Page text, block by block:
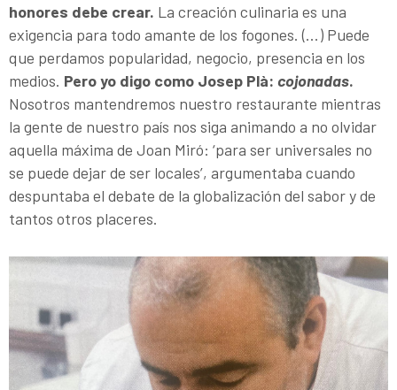
honores debe crear. La creación culinaria es una
exigencia para todo amante de los fogones. (...) Puede
que perdamos popularidad, negocio, presencia en los
medios. Pero yo digo como Josep Plà: cojonadas.
Nosotros mantendremos nuestro restaurante mientras
la gente de nuestro país nos siga animando a no olvidar
aquella máxima de Joan Miró: ‘para ser universales no
se puede dejar de ser locales’, argumentaba cuando
despuntaba el debate de la globalización del sabor y de
tantos otros placeres.